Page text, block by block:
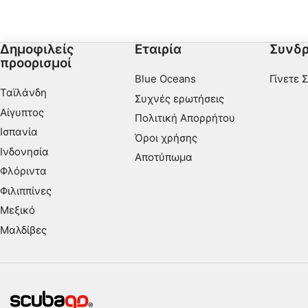
Δημοφιλείς
προορισμοί
Ταϊλάνδη
Αίγυπτος
Ισπανία
Ινδονησία
Φλόριντα
Φιλιππίνες
Μεξικό
Μαλδίβες
Εταιρία
Blue Oceans
Συχνές ερωτήσεις
Πολιτική Απορρήτου
Όροι χρήσης
Αποτύπωμα
Γίνετε
Λειτουργικός
Διαφήμιση